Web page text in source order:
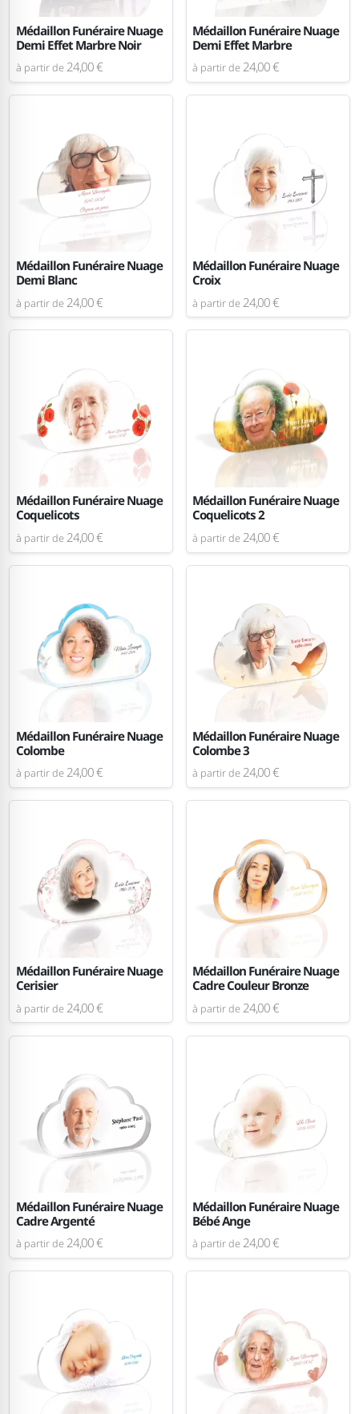
Médaillon Funéraire Nuage
Demi Effet Marbre Noir
à partir de 24,00 €
Médaillon Funéraire Nuage
Demi Effet Marbre
à partir de 24,00 €
Médaillon Funéraire Nuage
Demi Blanc
à partir de 24,00 €
Médaillon Funéraire Nuage
Croix
à partir de 24,00 €
Médaillon Funéraire Nuage
Coquelicots
à partir de 24,00 €
Médaillon Funéraire Nuage
Coquelicots 2
à partir de 24,00 €
Médaillon Funéraire Nuage
Colombe
à partir de 24,00 €
Médaillon Funéraire Nuage
Colombe 3
à partir de 24,00 €
Médaillon Funéraire Nuage
Cerisier
à partir de 24,00 €
Médaillon Funéraire Nuage
Cadre Couleur Bronze
à partir de 24,00 €
Médaillon Funéraire Nuage
Cadre Argenté
à partir de 24,00 €
Médaillon Funéraire Nuage
Bébé Ange
à partir de 24,00 €